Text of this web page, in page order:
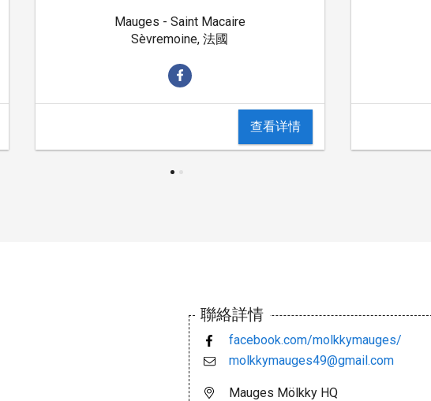
Mauges - Saint Macaire
Sèvremoine, 法國
查看详情
聯絡詳情
facebook.com/molkkymauges/
molkkymauges49@gmail.com
Mauges Mölkky HQ